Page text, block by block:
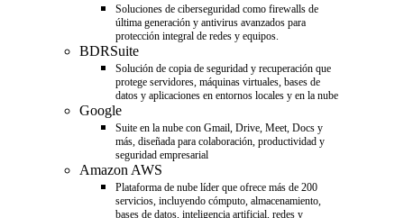
Soluciones de ciberseguridad como firewalls de
última generación y antivirus avanzados para
protección integral de redes y equipos.
BDRSuite
Solución de copia de seguridad y recuperación que
protege servidores, máquinas virtuales, bases de
datos y aplicaciones en entornos locales y en la nube
Google
Suite en la nube con Gmail, Drive, Meet, Docs y
más, diseñada para colaboración, productividad y
seguridad empresarial
Amazon AWS
Plataforma de nube líder que ofrece más de 200
servicios, incluyendo cómputo, almacenamiento,
bases de datos, inteligencia artificial, redes y